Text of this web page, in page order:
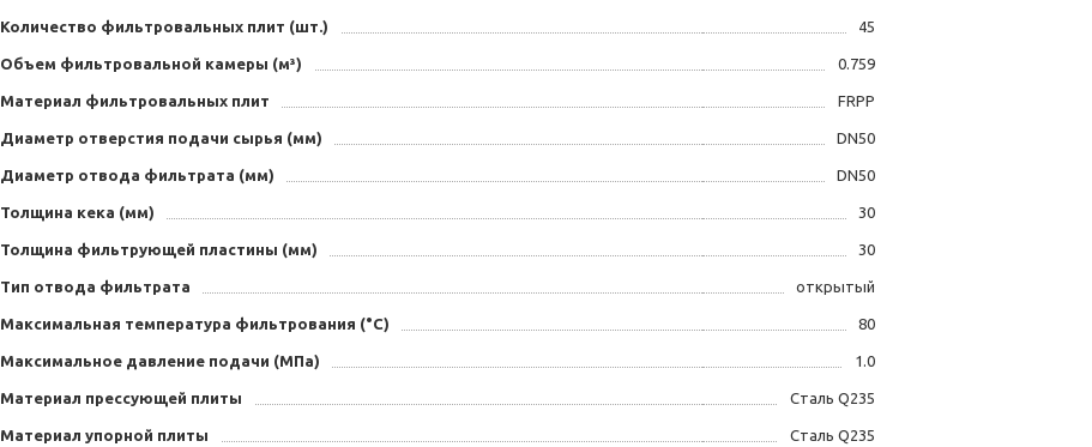
Количество фильтровальных плит (шт.) 45
Объем фильтровальной камеры (м³) 0.759
Материал фильтровальных плит FRPP
Диаметр отверстия подачи сырья (мм) DN50
Диаметр отвода фильтрата (мм) DN50
Толщина кека (мм) 30
Толщина фильтрующей пластины (мм) 30
Тип отвода фильтрата открытый
Максимальная температура фильтрования (°C) 80
Максимальное давление подачи (МПа) 1.0
Материал прессующей плиты Сталь Q235
Материал упорной плиты Сталь Q235